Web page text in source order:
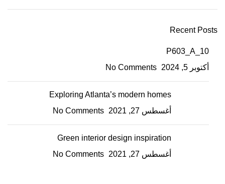
Recent Posts
P603_A_10
أكتوبر 5, 2024
No Comments
Exploring Atlanta’s modern homes
أغسطس 27, 2021
No Comments
Green interior design inspiration
أغسطس 27, 2021
No Comments